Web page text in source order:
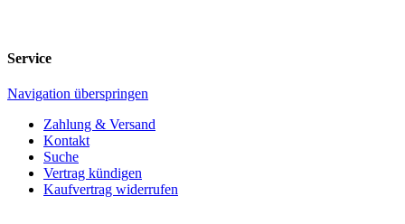
Service
Navigation überspringen
Zahlung & Versand
Kontakt
Suche
Vertrag kündigen
Kaufvertrag widerrufen